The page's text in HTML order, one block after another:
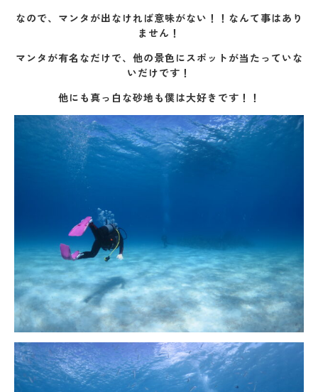
なので、マンタが出なければ意味がない！！なんて事はあり
ません！
マンタが有名なだけで、他の景色にスポットが当たっていな
いだけです！
他にも真っ白な砂地も僕は大好きです！！